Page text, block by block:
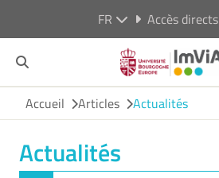
FR Accès directs
Accueil Articles Actualités
Actualités